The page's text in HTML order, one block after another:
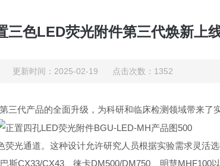
三色LED荧光附件第三代焕新上
更新时间：2025-02-19 点击次数：1352
三代产品的全面升级，为科研和临床检测领域带来了
光通道。这种设计允许研究人员根据实验需求灵活
斯CX33/CX43、徕卡DM500/DM750、明慧MHF100